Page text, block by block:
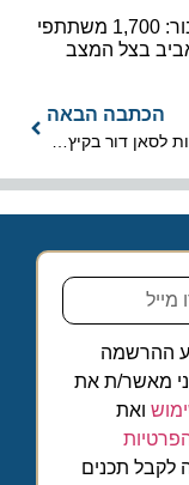
מפגינים חוסן וחיבור: 1,700 משתתפי
בצל המצב
הכתבה הבאה
טיסות חדשות לסאן דור בקיץ 2019 לזלצבורג ולסלוניקי
ההרשמה
מאשר/ת את
ואת
לקבל תכנים